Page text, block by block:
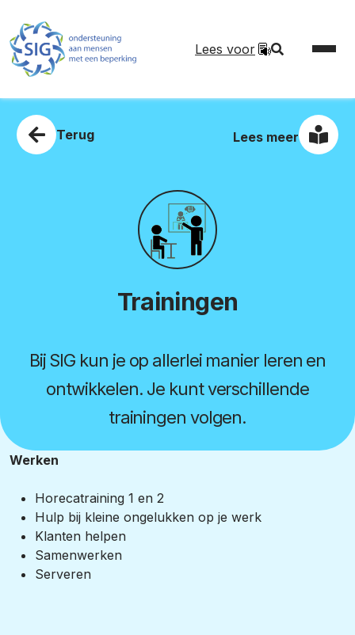
Lees voor
Terug
Trainingen
Lees meer
Bij SIG kun je op allerlei manier leren en
ontwikkelen. Je kunt verschillende
trainingen volgen.
Werken
Horecatraining 1 en 2
Hulp bij kleine ongelukken op je werk
Klanten helpen
Samenwerken
Serveren